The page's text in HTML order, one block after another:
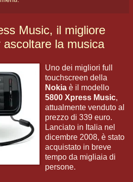
Music, il migliore
la musica
Uno dei migliori full
touchscreen della
Nokia è il modello
5800 Xpress Music,
attualmente venduto al
prezzo di 339 euro.
Lanciato in Italia nel
dicembre 2008, è stato
acquistato in breve
tempo da migliaia di
persone.